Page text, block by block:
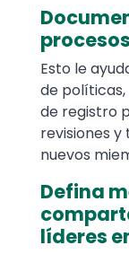
procesos
Esto le
de
de registro
revisiones
nuevos
Defina
líderes